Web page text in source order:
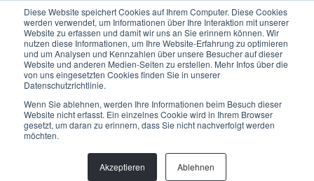
Diese Website speichert Cookies auf Ihrem Computer. Diese Cookies
werden verwendet, um Informationen über Ihre Interaktion mit unserer
Website zu erfassen und damit wir uns an Sie erinnern können. Wir
nutzen diese Informationen, um Ihre Website-Erfahrung zu optimieren
und um Analysen und Kennzahlen über unsere Besucher auf dieser
Website und anderen Medien-Seiten zu erstellen. Mehr Infos über die
von uns eingesetzten Cookies finden Sie in unserer
Datenschutzrichtlinie.
Wenn Sie ablehnen, werden Ihre Informationen beim Besuch dieser
Website nicht erfasst. Ein einzelnes Cookie wird in Ihrem Browser
gesetzt, um daran zu erinnern, dass Sie nicht nachverfolgt werden
möchten.
Akzeptieren Ablehnen
Menu
Back
Gravel,PROJEKT
LAHTI
Eine vom Wasser geschaffene Gravel Destination.